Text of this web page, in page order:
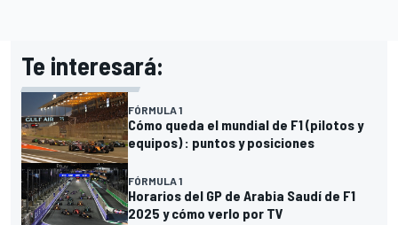
Te interesará:
FÓRMULA 1
Cómo queda el mundial de F1 (pilotos y
equipos) : puntos y posiciones
FÓRMULA 1
Horarios del GP de Arabia Saudí de F1
2025 y cómo verlo por TV